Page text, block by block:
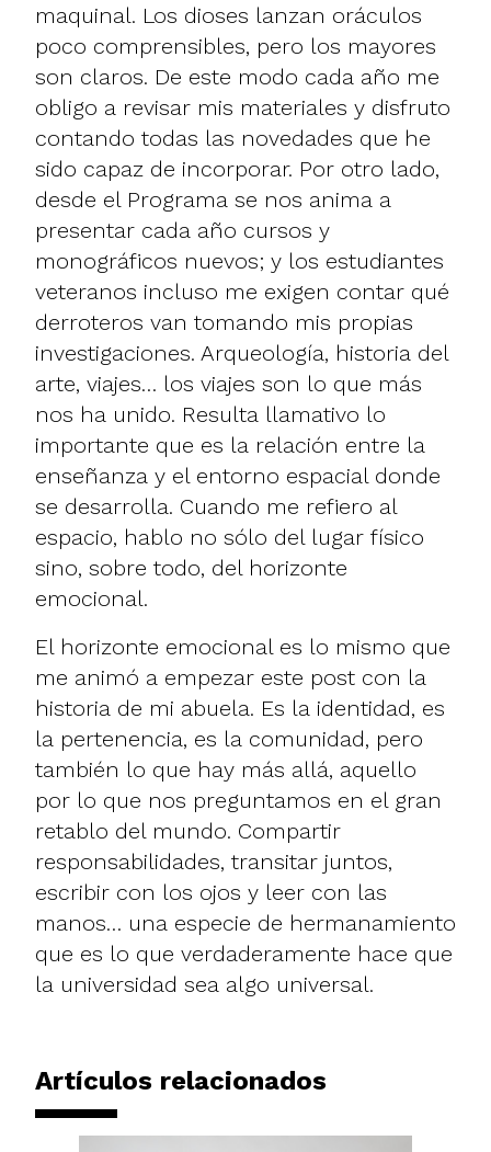
maquinal. Los dioses lanzan oráculos
poco comprensibles, pero los mayores
son claros. De este modo cada año me
obligo a revisar mis materiales y disfruto
contando todas las novedades que he
sido capaz de incorporar. Por otro lado,
desde el Programa se nos anima a
presentar cada año cursos y
monográficos nuevos; y los estudiantes
veteranos incluso me exigen contar qué
derroteros van tomando mis propias
investigaciones. Arqueología, historia del
arte, viajes… los viajes son lo que más
nos ha unido. Resulta llamativo lo
importante que es la relación entre la
enseñanza y el entorno espacial donde
se desarrolla. Cuando me refiero al
espacio, hablo no sólo del lugar físico
sino, sobre todo, del horizonte
emocional.
El horizonte emocional es lo mismo que
me animó a empezar este post con la
historia de mi abuela. Es la identidad, es
la pertenencia, es la comunidad, pero
también lo que hay más allá, aquello
por lo que nos preguntamos en el gran
retablo del mundo. Compartir
responsabilidades, transitar juntos,
escribir con los ojos y leer con las
manos… una especie de hermanamiento
que es lo que verdaderamente hace que
la universidad sea algo universal.
Artículos relacionados